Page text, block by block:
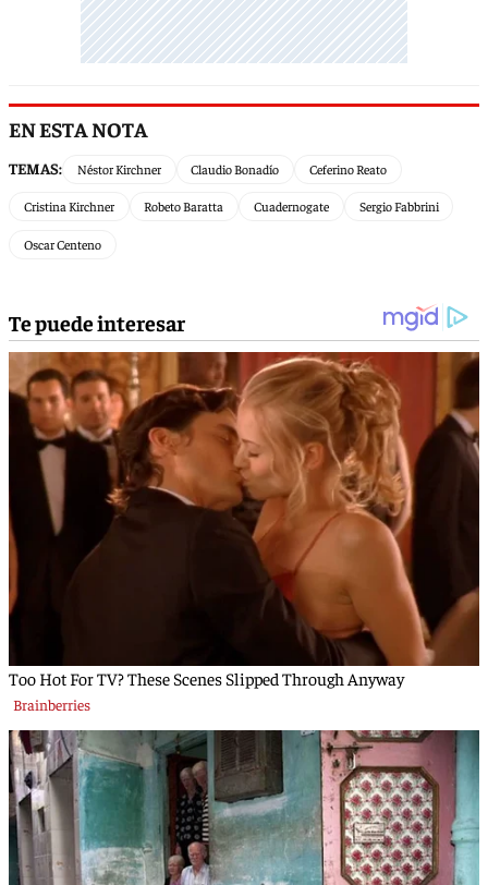
EN ESTA NOTA
TEMAS: Néstor Kirchner Claudio Bonadío Ceferino Reato
Cristina Kirchner Robeto Baratta Cuadernogate Sergio Fabbrini
Oscar Centeno